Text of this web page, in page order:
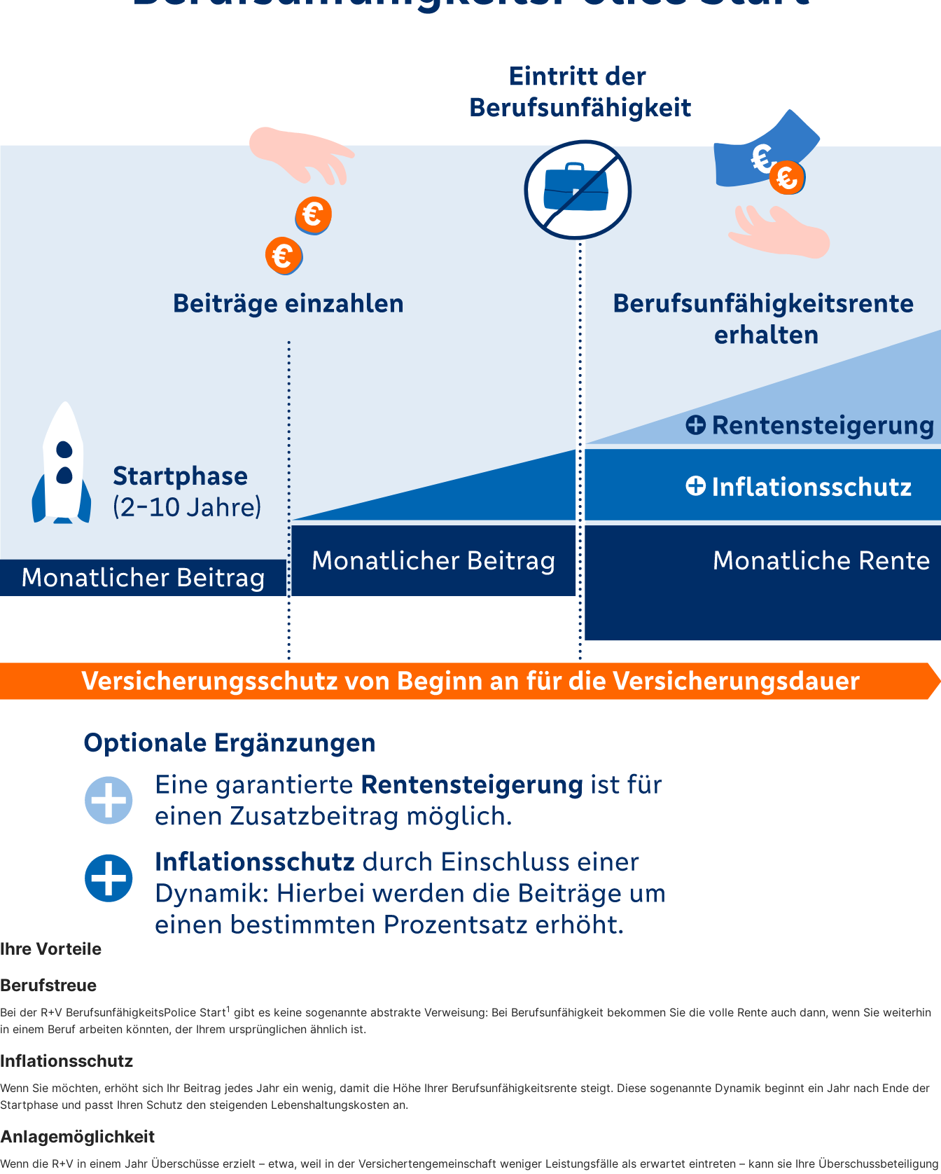
Ihre Vorteile
Berufstreue
Bei der R+V BerufsunfähigkeitsPolice Start1 gibt es keine sogenannte abstrakte Verweisung: Bei Berufsunfähigkeit bekommen Sie die volle Rente auch dann, wenn Sie weiterhin
in einem Beruf arbeiten könnten, der Ihrem ursprünglichen ähnlich ist.
Inflationsschutz
Wenn Sie möchten, erhöht sich Ihr Beitrag jedes Jahr ein wenig, damit die Höhe Ihrer Berufsunfähigkeitsrente steigt. Diese sogenannte Dynamik beginnt ein Jahr nach Ende der
Startphase und passt Ihren Schutz den steigenden Lebenshaltungskosten an.
Anlagemöglichkeit
Wenn die R+V in einem Jahr Überschüsse erzielt – etwa, weil in der Versichertengemeinschaft weniger Leistungsfälle als erwartet eintreten – kann sie Ihre Überschussbeteiligung